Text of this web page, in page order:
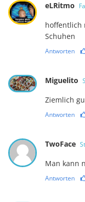
eLRitmo
hoffentlich
Schuhen
Antworten
Miguelito
Ziemlich
Antworten
TwoFace
Man kann
Antworten